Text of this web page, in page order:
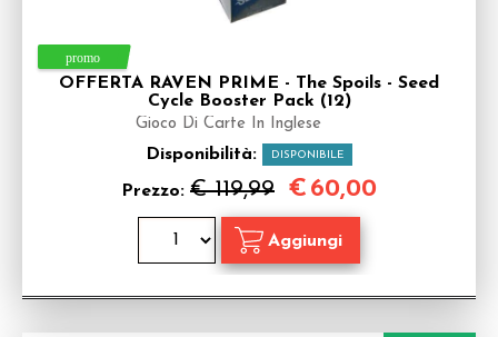
OFFERTA RAVEN PRIME - The Spoils - Seed
Cycle Booster Pack (12)
Gioco Di Carte In Inglese
Disponibilità: DISPONIBILE
Prezzo: € 119,99 € 60,00